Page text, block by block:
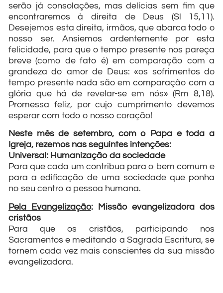
serão já consolações, mas delícias sem fim que
encontraremos à direita de Deus (Sl 15,11).
Desejemos esta direita, irmãos, que abarca todo o
nosso ser. Ansiemos ardentemente por esta
felicidade, para que o tempo presente nos pareça
breve (como de fato é) em comparação com a
grandeza do amor de Deus: «os sofrimentos do
tempo presente nada são em comparação com a
glória que há de revelar-se em nós» (Rm 8,18).
Promessa feliz, por cujo cumprimento devemos
esperar com todo o nosso coração!
Neste mês de setembro, com o Papa e toda a
Igreja, rezemos nas seguintes intenções:
Universal: Humanização da sociedade
Para que cada um contribua para o bem comum e
para a edificação de uma sociedade que ponha
no seu centro a pessoa humana.
Pela Evangelização: Missão evangelizadora dos
cristãos
Para que os cristãos, participando nos
Sacramentos e meditando a Sagrada Escritura, se
tornem cada vez mais conscientes da sua missão
evangelizadora.